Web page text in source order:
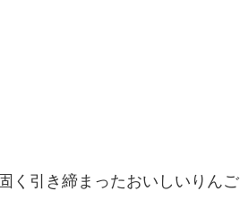
く引き締まったおいしいりんご